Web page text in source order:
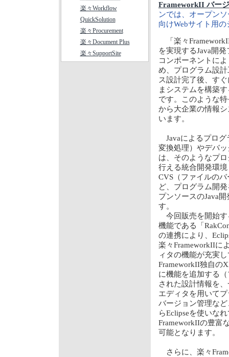
楽々Workflow
QuickSolution
楽々Procurement
楽々Document Plus
楽々SupportSite
FrameworkII バー
ンでは、オープン
向けWebサイト用
「楽々
を実現するJava開
コンポーネントに
め、プログラム設
ス設計完了後、す
まシステムを構築
です。このような
から大企業の情報
います。
Javaによるプログ
変換処理）やデバ
は、そのようなプ
行える統合開発環
CVS（ファイルの
ど、プログラム開
プンソースのJava
す。
今回販売を開始す
機能である「
の連携により、
楽々FrameworkIIに
ィタの機能が充実
FrameworkII独自の
に機能を追加する
された設計情報を
エディタを用いて
バージョン管理な
らEclipseを使いな
FrameworkIIの豊富
可能となります。
さらに、楽々